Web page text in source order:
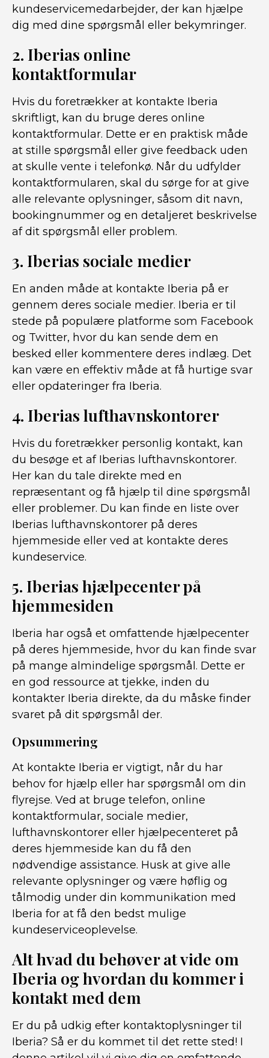
kundeservicemedarbejder, der kan hjælpe
dig med dine spørgsmål eller bekymringer.
2. Iberias online
kontaktformular
Hvis du foretrækker at kontakte Iberia
skriftligt, kan du bruge deres online
kontaktformular. Dette er en praktisk måde
at stille spørgsmål eller give feedback uden
at skulle vente i telefonkø. Når du udfylder
kontaktformularen, skal du sørge for at give
alle relevante oplysninger, såsom dit navn,
bookingnummer og en detaljeret beskrivelse
af dit spørgsmål eller problem.
3. Iberias sociale medier
En anden måde at kontakte Iberia på er
gennem deres sociale medier. Iberia er til
stede på populære platforme som Facebook
og Twitter, hvor du kan sende dem en
besked eller kommentere deres indlæg. Det
kan være en effektiv måde at få hurtige svar
eller opdateringer fra Iberia.
4. Iberias lufthavnskontorer
Hvis du foretrækker personlig kontakt, kan
du besøge et af Iberias lufthavnskontorer.
Her kan du tale direkte med en
repræsentant og få hjælp til dine spørgsmål
eller problemer. Du kan finde en liste over
Iberias lufthavnskontorer på deres
hjemmeside eller ved at kontakte deres
kundeservice.
5. Iberias hjælpecenter på
hjemmesiden
Iberia har også et omfattende hjælpecenter
på deres hjemmeside, hvor du kan finde svar
på mange almindelige spørgsmål. Dette er
en god ressource at tjekke, inden du
kontakter Iberia direkte, da du måske finder
svaret på dit spørgsmål der.
Opsummering
At kontakte Iberia er vigtigt, når du har
behov for hjælp eller har spørgsmål om din
flyrejse. Ved at bruge telefon, online
kontaktformular, sociale medier,
lufthavnskontorer eller hjælpecenteret på
deres hjemmeside kan du få den
nødvendige assistance. Husk at give alle
relevante oplysninger og være høflig og
tålmodig under din kommunikation med
Iberia for at få den bedst mulige
kundeserviceoplevelse.
Alt hvad du behøver at vide om
Iberia og hvordan du kommer i
kontakt med dem
Er du på udkig efter kontaktoplysninger til
Iberia? Så er du kommet til det rette sted! I